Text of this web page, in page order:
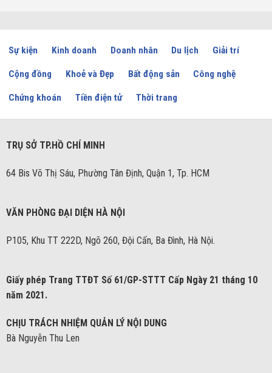
Sự kiện Kinh doanh Doanh nhân Du lịch Giải trí
Cộng đồng Khoẻ và Đẹp Bất động sản Công nghệ
Chứng khoán Tiền điện tử Thời trang
TRỤ SỞ TP.HỒ CHÍ MINH
64 Bis Võ Thị Sáu, Phường Tân Định, Quận 1, Tp. HCM
VĂN PHÒNG ĐẠI DIỆN HÀ NỘI
P105, Khu TT 222D, Ngõ 260, Đội Cấn, Ba Đình, Hà Nội.
Giấy phép Trang TTĐT Số 61/GP-STTT Cấp Ngày 21 tháng 10
năm 2021.
CHỊU TRÁCH NHIỆM QUẢN LÝ NỘI DUNG
Bà Nguyễn Thu Len